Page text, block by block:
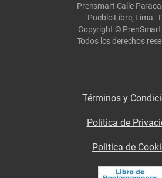
Prensmart Calle
Pueblo Libre, Lima -
Copyright © PrenSmart
Todos los derechos
Términos y
Política de
Politica de